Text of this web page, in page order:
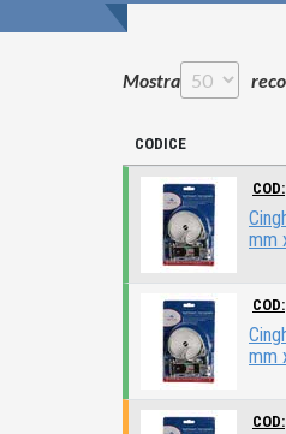
Mostra
CODICE
COD:
mm
COD:
mm
COD: